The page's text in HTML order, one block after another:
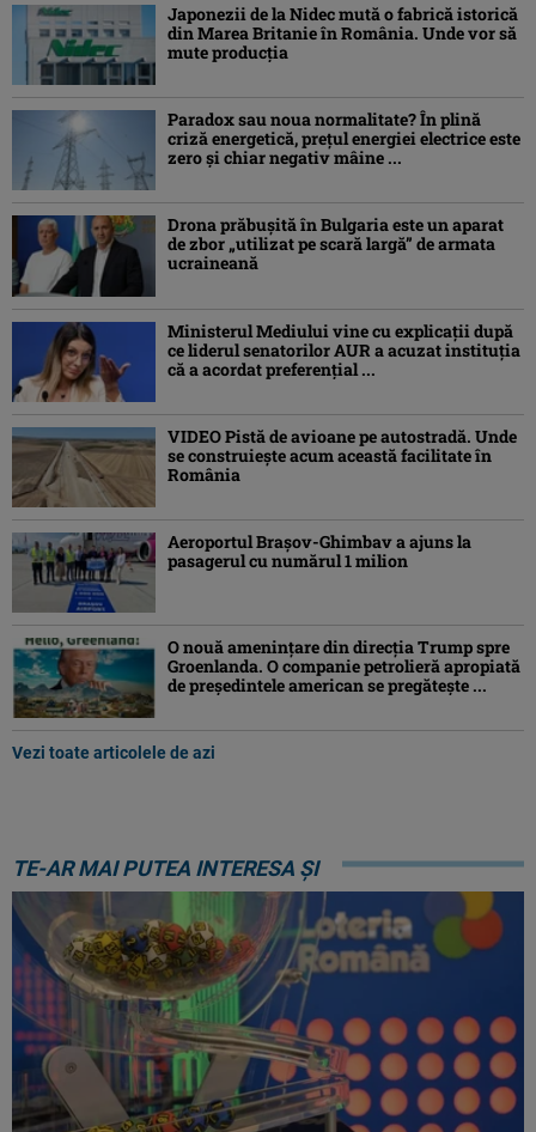
Japonezii de la Nidec mută o fabrică istorică
din Marea Britanie în România. Unde vor să
mute producția
Paradox sau noua normalitate? În plină
criză energetică, prețul energiei electrice este
zero și chiar negativ mâine ...
Drona prăbuşită în Bulgaria este un aparat
de zbor „utilizat pe scară largă” de armata
ucraineană
Ministerul Mediului vine cu explicații după
ce liderul senatorilor AUR a acuzat instituția
că a acordat preferențial ...
VIDEO Pistă de avioane pe autostradă. Unde
se construiește acum această facilitate în
România
Aeroportul Brașov-Ghimbav a ajuns la
pasagerul cu numărul 1 milion
O nouă amenințare din direcția Trump spre
Groenlanda. O companie petrolieră apropiată
de președintele american se pregătește ...
Vezi toate articolele de azi
TE-AR MAI PUTEA INTERESA ȘI